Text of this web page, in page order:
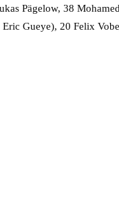
Pägelow, 38
Gueye), 20 Felix